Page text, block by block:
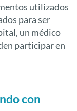
utilizados
para ser
un médico
participar en
con